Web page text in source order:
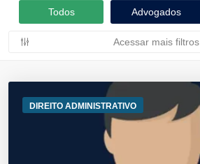
Todos Advogados
Acessar mais filtros
DIREITO ADMINISTRATIVO